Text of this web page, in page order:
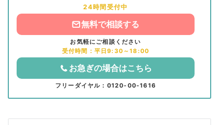
24時間受付中
無料で相談する
お気軽にご相談ください
受付時間：平日9:30～18:00
お急ぎの場合はこちら
フリーダイヤル：0120-00-1616